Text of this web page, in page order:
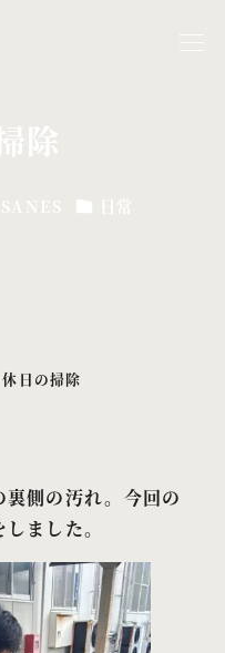
除
カテゴリー
日常
休日の掃除
側の汚れ。今回の
ました。